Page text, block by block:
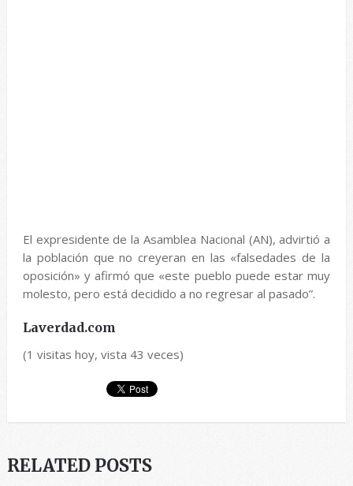
El expresidente de la Asamblea Nacional (AN), advirtió a
la población que no creyeran en las «falsedades de la
oposición» y afirmó que «este pueblo puede estar muy
molesto, pero está decidido a no regresar al pasado”.
Laverdad.com
(1 visitas hoy, vista 43 veces)
RELATED POSTS